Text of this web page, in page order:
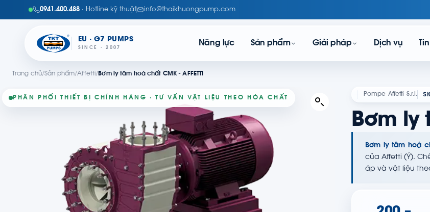
0941.400.488 · Hotline kỹ thuật info@thaikhuongpump.com
EU · G7 PUMPS
SINCE · 2007
Năng lực Sản phẩm Giải pháp Dịch vụ
Trang chủ/Sản phẩm/Affetti/Bơm ly tâm hoá chất CMK - AFFETTI
PHÂN PHỐI THIẾT BỊ CHÍNH HÃNG · TƯ VẤN VẬT LIỆU THEO HÓA CHẤT
Pompe Affetti S.r.l.
Bơm ly
Bơm ly tâm hoá
của Affetti (Ý).
áp và vật liệu